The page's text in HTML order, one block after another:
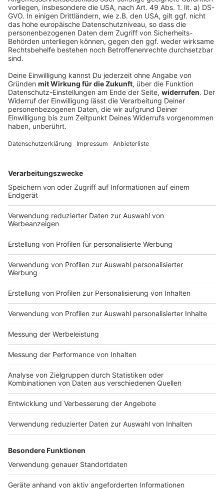
Ziel Aufstieg: 1. FC Nürnberg verlängert mit
drei Vorständen
Fußball-Zweitligist Nürnberg setzt auf Kontinuität:
Bundesliga weiterzugehen.
DEINE GEMERKTEN ARTIKEL
Du hast dir noch keine Artikel gemerkt
Impressum
Nutzungsbedingungen
Jobs
Presse
Werben
Archiv
ANTENNE BAYERN GROUP
Kontakt
Studio-Hotline
Verkehrs-Hotline
Newsletter